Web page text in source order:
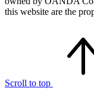
this website are the
Scroll to top